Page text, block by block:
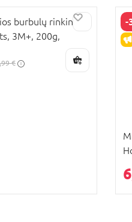
burbulų rinkinys -
3M+, 200g,
€
-